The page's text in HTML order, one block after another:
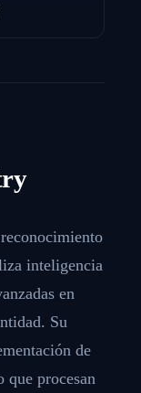
inteligencia
en
Su
de
que procesan